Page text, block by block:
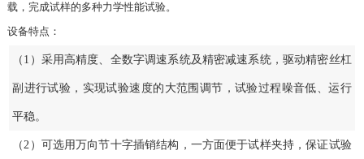
载，完成试样的多种力学性能试验。
设备特点：
（1）采用高精度、全数字调速系统及精密减速系统，驱动精密丝杠
副进行试验，实现试验速度的大范围调节，试验过程噪音低、运行
平稳。
（2）可选用万向节十字插销结构，一方面便于试样夹持，保证试验